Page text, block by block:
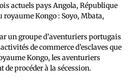
actuels pays Angola, République
royaume Kongo : Soyo, Mbata,
un groupe d’aventuriers portugais
de commerce d’esclaves que
Kongo, les aventuriers
procéder à la sécession.